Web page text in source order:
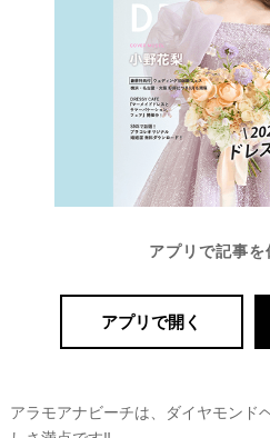
アプリで記事を
アプリで開く
アラモアナビーチは、ダイヤモンド